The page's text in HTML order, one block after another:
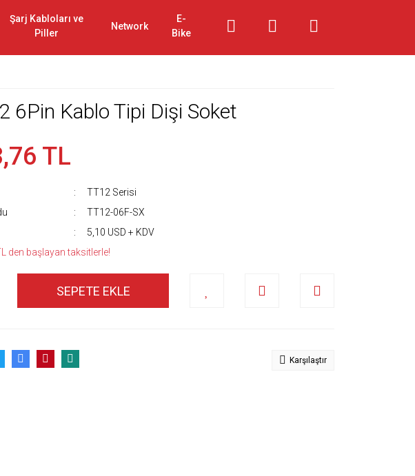
Şarj Kabloları ve
Piller
Network
E-
Bike
6Pin Kablo Tipi Dişi Soket
TL
TT12 Serisi
TT12-06F-SX
5,10 USD + KDV
den başlayan taksitlerle!
SEPETE EKLE
Karşılaştır